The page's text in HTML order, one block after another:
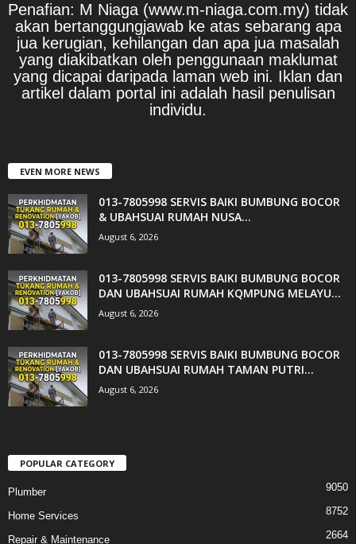
Penafian: M Niaga (www.m-niaga.com.my) tidak
akan bertanggungjawab ke atas sebarang apa
jua kerugian, kehilangan dan apa jua masalah
yang diakibatkan oleh penggunaan maklumat
yang dicapai daripada laman web ini. Iklan dan
artikel dalam portal ini adalah hasil penulisan
individu.
EVEN MORE NEWS
013-7805998 SERVIS BAIKI BUMBUNG BOCOR
& UBAHSUAI RUMAH NUSA...
August 6, 2026
013-7805998 SERVIS BAIKI BUMBUNG BOCOR
DAN UBAHSUAI RUMAH KQMPUNG MELAYU...
August 6, 2026
013-7805998 SERVIS BAIKI BUMBUNG BOCOR
DAN UBAHSUAI RUMAH TAMAN PUTRI...
August 6, 2026
POPULAR CATEGORY
Plumber 9050
Home Services 8752
Repair & Maintenance 2664